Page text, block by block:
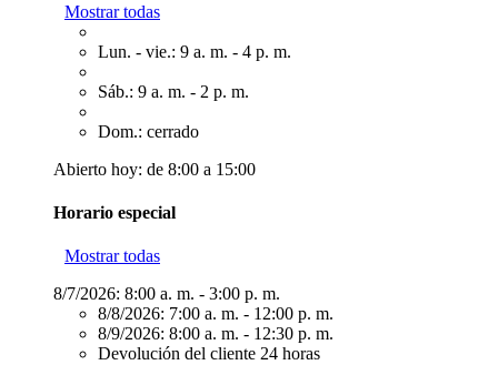
Mostrar todas
Lun. - vie.: 9 a. m. - 4 p. m.
Sáb.: 9 a. m. - 2 p. m.
Dom.: cerrado
Abierto hoy: de 8:00 a 15:00
Horario especial
Mostrar todas
8/7/2026: 8:00 a. m. - 3:00 p. m.
8/8/2026: 7:00 a. m. - 12:00 p. m.
8/9/2026: 8:00 a. m. - 12:30 p. m.
Devolución del cliente 24 horas